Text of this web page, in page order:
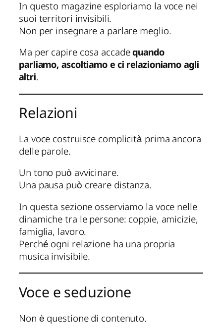
In questo magazine esploriamo la voce nei
suoi territori invisibili.
Non per insegnare a parlare meglio.
Ma per capire cosa accadequando
parliamo, ascoltiamo e ci relazioniamo agli
altri.
Relazioni
La voce costruisce complicità prima ancora
delle parole.
Un tono può avvicinare.
Una pausa può creare distanza.
In questa sezione osserviamo la voce nelle
dinamiche tra le persone: coppie, amicizie,
famiglia, lavoro.
Perché ogni relazione ha una propria
musica invisibile.
Voce e seduzione
Non è questione di contenuto.